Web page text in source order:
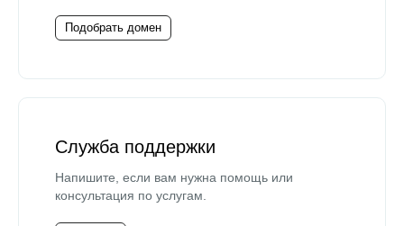
Подобрать домен
Служба поддержки
Напишите, если вам нужна помощь или
консультация по услугам.